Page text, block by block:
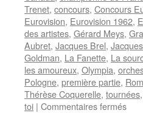
Trenet, concours, Concours
Eurovision, Eurovision 1962,
des artistes, Gérard Meys,
Aubret, Jacques Brel,
Goldman, La Fanette, La
les amoureux, Olympia,
Pologne, première partie,
Thérèse Coquerelle, tournées,
toi | Commentaires ferméssur